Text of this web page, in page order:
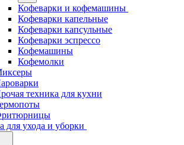
Кофеварки и кофемашины
Кофеварки капельные
Кофеварки капсульные
Кофеварки эспрессо
Кофемашины
Кофемолки
техника для кухни
для ухода и уборки